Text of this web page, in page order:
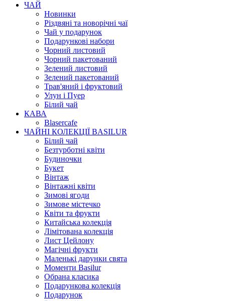
ЧАЙ
Новинки
Різдвяні та новорічні чаї
Чай у подарунок
Подарункові набори
Чорний листовий
Чорний пакетований
Зелений листовий
Зелений пакетований
Трав'яний і фруктовий
Улун і Пуер
Білий чай
КАВА
Blasercafe
ЧАЙНІ КОЛЕКЦІЇ BASILUR
Білий чай
Безтурботні квіти
Будиночки
Букет
Вінтаж
Вінтажні квіти
Зимові ягоди
Зимове містечко
Квіти та фрукти
Китайська колекція
Лімітована колекція
Лист Цейлону
Магічні фрукти
Маленькі дарунки свята
Моменти Basilur
Обрана класика
Подарункова колекція
Подарунок